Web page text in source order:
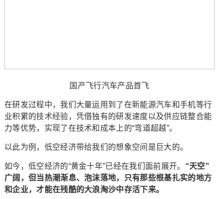
国产飞行汽车产品首飞
在研发过程中，我们大量运用到了在新能源汽车和手机等行
业积累的技术经验，凭借独有的研发速度以及供应链整合能
力等优势，实现了在技术和成本上的“弯道超越”。
以此为例，低空经济带给我们的想象空间是巨大的。
如今，低空经济的“黄金十年”已经在我们面前展开。 “天空”
广阔，但当热潮渐息、泡沫落地，只有那些根基扎实的地方
和企业，才能在残酷的大浪淘沙中存活下来。